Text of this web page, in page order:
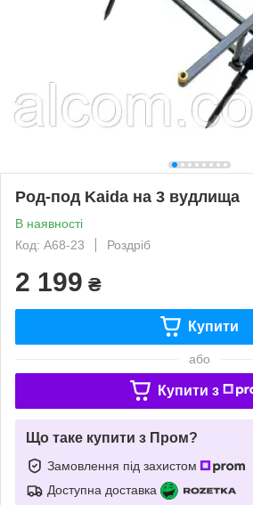
Род-под Kaida на 3 вудлища
В наявності
Код: A68-23
Роздріб
2 199 ₴
Купити
або
Купити з
Що таке купити з Пром?
Замовлення під захистом
Доступна доставка